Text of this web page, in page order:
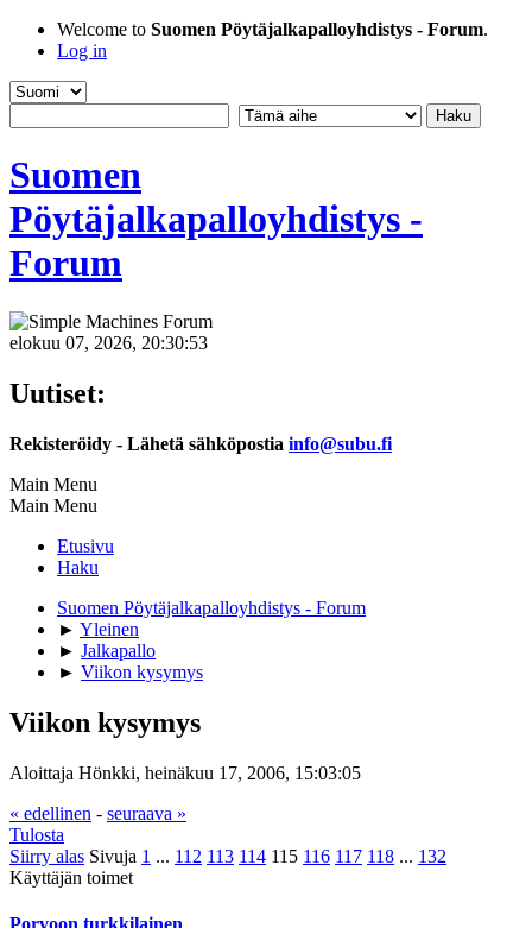
Welcome to Suomen Pöytäjalkapalloyhdistys - Forum.
Log in
Suomen
Pöytäjalkapalloyhdistys -
Forum
elokuu 07, 2026, 20:30:53
Uutiset:
Rekisteröidy - Lähetä sähköpostia info@subu.fi
Main Menu
Main Menu
Etusivu
Haku
Suomen Pöytäjalkapalloyhdistys - Forum
► Yleinen
► Jalkapallo
► Viikon kysymys
Viikon kysymys
Aloittaja Hönkki, heinäkuu 17, 2006, 15:03:05
« edellinen - seuraava »
Tulosta
Siirry alas Sivuja 1 ... 112 113 114 115 116 117 118 ... 132
Käyttäjän toimet
Porvoon turkkilainen